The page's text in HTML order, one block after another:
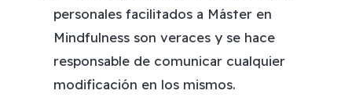
personales facilitados a Máster en
Mindfulness son veraces y se hace
responsable de comunicar cualquier
modificación en los mismos.